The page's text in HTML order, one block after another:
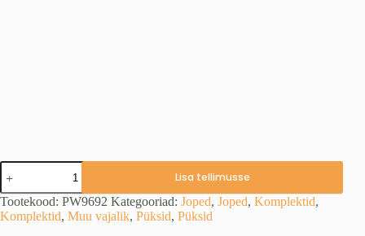
Wash
in
Waterproofer
-
Riiete
Lisa tellimusse
Tootekood: PW9692 Kategooriad: Joped, Joped, Komplektid,
Komplektid, Muu vajalik, Püksid, Püksid